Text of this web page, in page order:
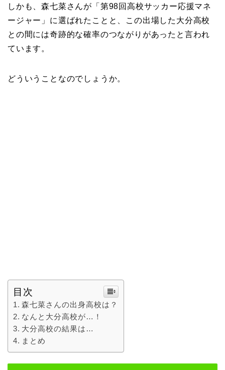
しかも、森七菜さんが「第98回高校サッカー応援マネ
ージャー」に選ばれたことと、この出場した大分高校
との間には奇跡的な確率のつながりがあったと言われ
ています。
どういうことなのでしょうか。
目次
森七菜さんの出身高校は？
なんと大分高校が…！
大分高校の結果は…
まとめ